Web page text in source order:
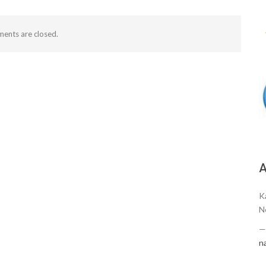
are closed.